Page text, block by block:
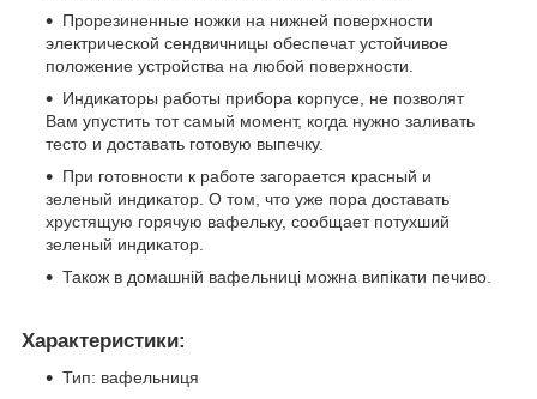
Прорезиненные ножки на нижней поверхности
электрической сендвичницы обеспечат устойчивое
положение устройства на любой поверхности.
Индикаторы работы прибора корпусе, не позволят
Вам упустить тот самый момент, когда нужно заливать
тесто и доставать готовую выпечку.
При готовности к работе загорается красный и
зеленый индикатор. О том, что уже пора доставать
хрустящую горячую вафельку, сообщает потухший
зеленый индикатор.
Також в домашній вафельниці можна випікати печиво.
Характеристики:
Тип: вафельниця